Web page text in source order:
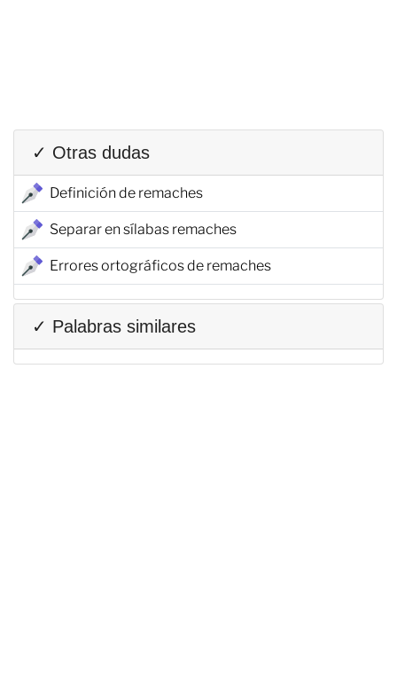
✓ Otras dudas
Definición de remaches
Separar en sílabas remaches
Errores ortográficos de remaches
✓ Palabras similares